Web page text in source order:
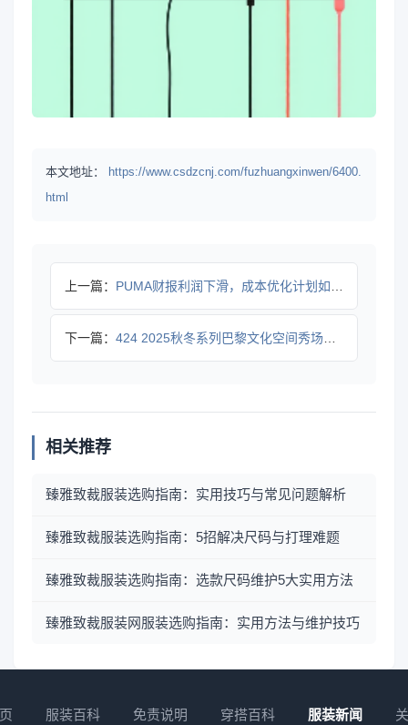
本文地址：
https://www.csdzcnj.com/fuzhuangxinwen/6400.
html
上一篇： PUMA财报利润下滑，成本优化计划如何破局？
下一篇： 424 2025秋冬系列巴黎文化空间秀场：足球元素与街头风碰
相关推荐
臻雅致裁服装选购指南：实用技巧与常见问题解析
臻雅致裁服装选购指南：5招解决尺码与打理难题
臻雅致裁服装选购指南：选款尺码维护5大实用方法
臻雅致裁服装网服装选购指南：实用方法与维护技巧
服装百科 免责说明 穿搭百科 服装新闻